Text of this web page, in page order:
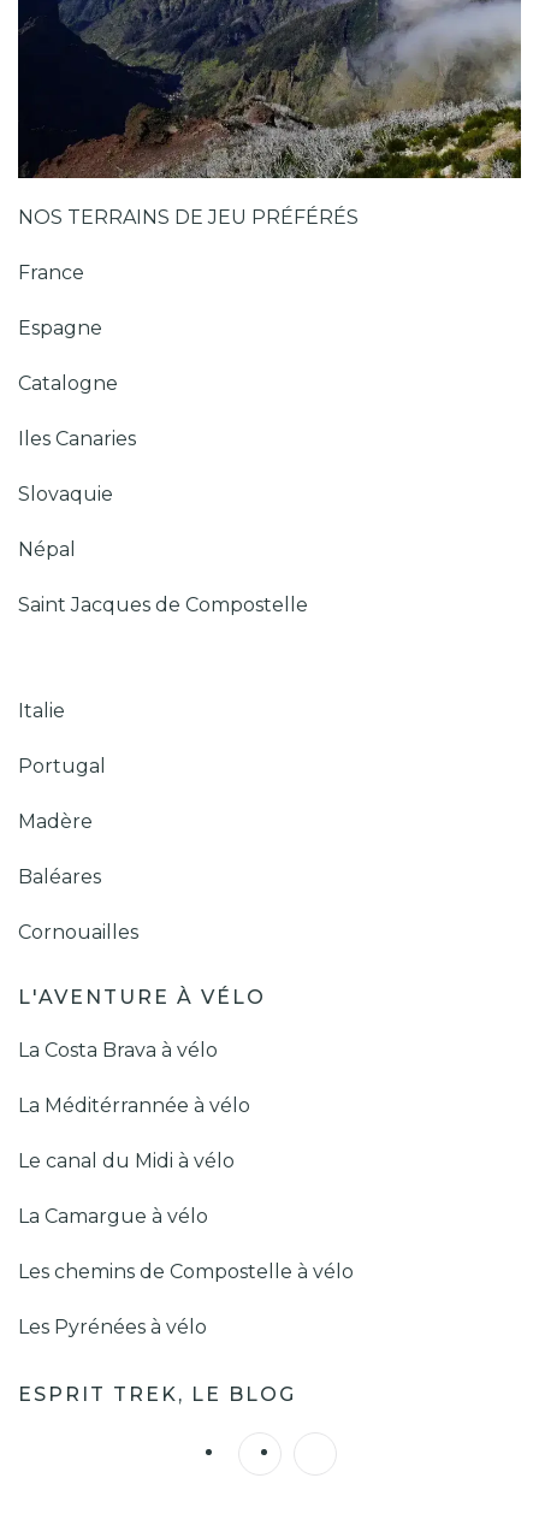
NOS TERRAINS DE JEU PRÉFÉRÉS
France
Espagne
Catalogne
Iles Canaries
Slovaquie
Népal
Saint Jacques de Compostelle
Italie
Portugal
Madère
Baléares
Cornouailles
L'AVENTURE À VÉLO
La Costa Brava à vélo
La Méditérrannée à vélo
Le canal du Midi à vélo
La Camargue à vélo
Les chemins de Compostelle à vélo
Les Pyrénées à vélo
ESPRIT TREK, LE BLOG